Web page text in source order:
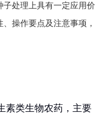
处理上具有一定应用价
操作要点及注意事项，
素类生物农药，主要